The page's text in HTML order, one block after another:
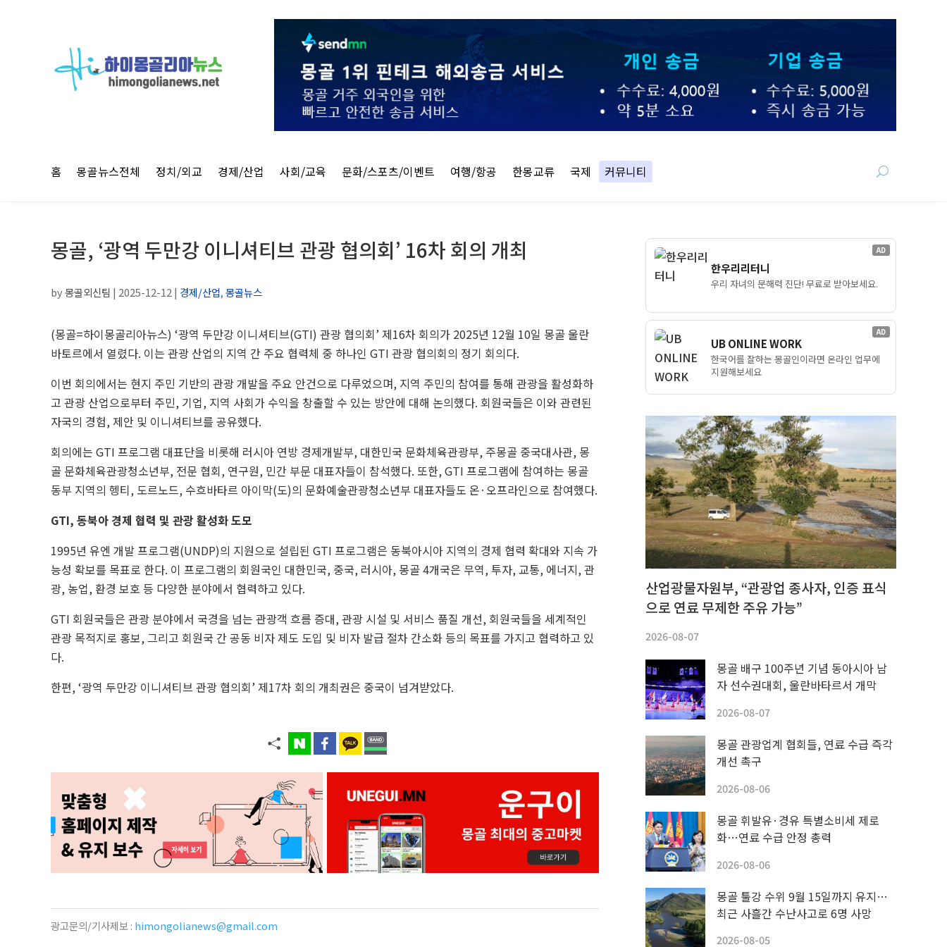
홈 몽골뉴스전체 정치/외교 경제/산업 사회/교육 문화/스포츠/이벤트 여행/항공 한몽교류 국제 커뮤니티
몽골, ‘광역 두만강 이니셔티브 관광 협의회’ 16차 회의 개최
by몽골외신팀 | 2025-12-12 | 경제/산업,몽골뉴스
(몽골=하이몽골리아뉴스) ‘광역 두만강 이니셔티브(GTI) 관광 협의회’ 제16차 회의가 2025년 12월 10일 몽골 울란
바토르에서 열렸다. 이는 관광 산업의 지역 간 주요 협력체 중 하나인 GTI 관광 협의회의 정기 회의다.
이번 회의에서는 현지 주민 기반의 관광 개발을 주요 안건으로 다루었으며, 지역 주민의 참여를 통해 관광을 활성화하
고 관광 산업으로부터 주민, 기업, 지역 사회가 수익을 창출할 수 있는 방안에 대해 논의했다. 회원국들은 이와 관련된
자국의 경험, 제안 및 이니셔티브를 공유했다.
회의에는 GTI 프로그램 대표단을 비롯해 러시아 연방 경제개발부, 대한민국 문화체육관광부, 주몽골 중국대사관, 몽
골 문화체육관광청소년부, 전문 협회, 연구원, 민간 부문 대표자들이 참석했다. 또한, GTI 프로그램에 참여하는 몽골
동부 지역의 헹티, 도르노드, 수흐바타르 아이막(도)의 문화예술관광청소년부 대표자들도 온·오프라인으로 참여했다.
GTI, 동북아 경제 협력 및 관광 활성화 도모
1995년 유엔 개발 프로그램(UNDP)의 지원으로 설립된 GTI 프로그램은 동북아시아 지역의 경제 협력 확대와 지속 가
능성 확보를 목표로 한다. 이 프로그램의 회원국인 대한민국, 중국, 러시아, 몽골 4개국은 무역, 투자, 교통, 에너지, 관
광, 농업, 환경 보호 등 다양한 분야에서 협력하고 있다.
GTI 회원국들은 관광 분야에서 국경을 넘는 관광객 흐름 증대, 관광 시설 및 서비스 품질 개선, 회원국들을 세계적인
관광 목적지로 홍보, 그리고 회원국 간 공동 비자 제도 도입 및 비자 발급 절차 간소화 등의 목표를 가지고 협력하고 있
다.
한편, ‘광역 두만강 이니셔티브 관광 협의회’ 제17차 회의 개최권은 중국이 넘겨받았다.
광고문의/기사제보 : himongolianews@gmail.com
AD
한우리리터니
우리 자녀의 문해력 진단! 무료로 받아보세요.
AD
UB ONLINE WORK
한국어를 잘하는 몽골인이라면 온라인 업무에
지원해보세요
산업광물자원부, “관광업 종사자, 인증 표식
으로 연료 무제한 주유 가능”
2026-08-07
몽골 배구 100주년 기념 동아시아 남
자 선수권대회, 울란바타르서 개막
2026-08-07
몽골 관광업계 협회들, 연료 수급 즉각
개선 촉구
2026-08-06
몽골 휘발유·경유 특별소비세 제로
화…연료 수급 안정 총력
2026-08-06
몽골 툴강 수위 9월 15일까지 유지…
최근 사흘간 수난사고로 6명 사망
2026-08-05